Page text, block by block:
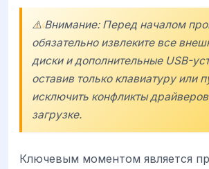
⚠️ Внимание: Перед началом
обязательно извлеките все
диски и дополнительные USB-
оставив только клавиатуру или
исключить конфликты
загрузке.
Ключевым моментом является